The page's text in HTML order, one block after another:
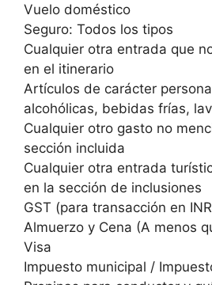
Vuelo doméstico
Seguro: Todos los tipos
Cualquier otra entrada que
en el itinerario
Artículos de carácter
alcohólicas, bebidas frías,
Cualquier otro gasto no
sección incluida
Cualquier otra entrada
en la sección de inclusiones
GST (para transacción en
Almuerzo y Cena (A menos
Visa
Impuesto municipal /